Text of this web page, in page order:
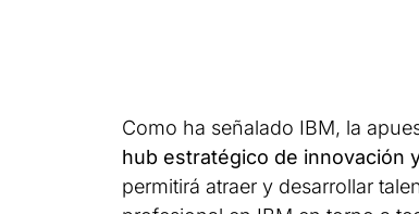
Como ha señalado IBM, la
hub estratégico de innovación
permitirá atraer y desarrollar